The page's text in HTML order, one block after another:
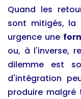
Quand les
sont mitigés, la
urgence une
ou, à l'inverse,
dilemme est
d'intégration
produire malgré